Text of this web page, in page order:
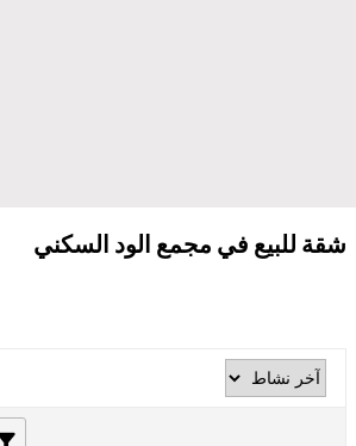
شقة للبيع في مجمع الود السكني